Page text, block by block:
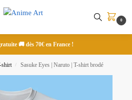
0
🚚 dès 70€ en France !
shirt / Sasuke Eyes | Naruto | T-shirt brodé